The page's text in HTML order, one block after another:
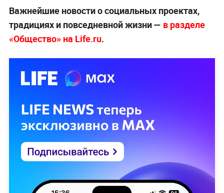
Важнейшие новости о социальных проектах,
традициях и повседневной жизни — в разделе
«Общество» на Life.ru.